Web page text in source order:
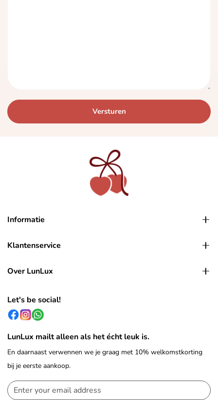
Informatie
Klantenservice
Over LunLux
Let's be social!
LunLux mailt alleen als het écht leuk is.
En daarnaast verwennen we je graag met 10% welkomstkorting
bij je eerste aankoop.